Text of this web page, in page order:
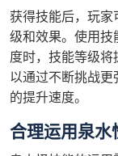
获得技能后，玩
级和效果。使用
度时，技能等级
以通过不断挑战
的提升速度。
合理运用泉水